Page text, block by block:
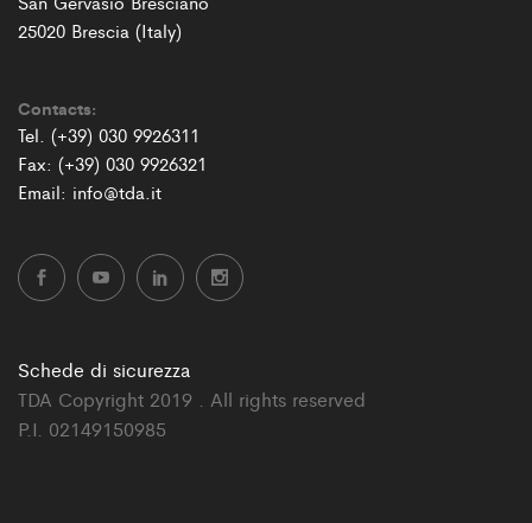
25020 Brescia (Italy)
Contacts:
Tel. (+39) 030 9926311
Fax: (+39) 030 9926321
Email: info@tda.it
Schede di sicurezza
TDA Copyright 2019 . All rights reserved
P.I. 02149150985